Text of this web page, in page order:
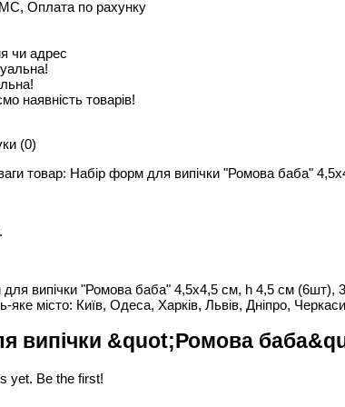
Оплата по рахунку
чи адрес
наявність товарів!
(0)
товар: Набір форм для випічки "Ромова баба"
випічки "Ромова баба" 4,5х4,5 см, h 4,5 см (6шт),
яке місто: Київ, Одеса, Харків, Львів, Дніпро,
випічки &quot;Ромова
yet. Be the first!